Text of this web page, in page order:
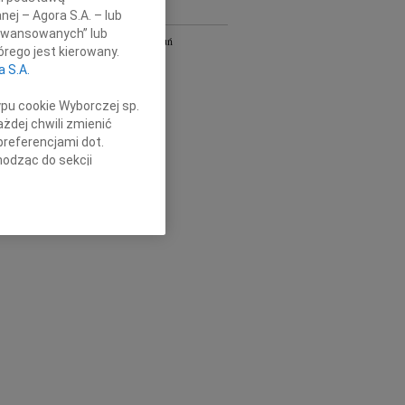
Bydgoszcz i Toruń
Gdańsk
Olsztyn
Płock
Radom
– Agora S.A. – lub
lub
jest kierowany.
S.A.
cookie Wyborczej sp.
chwili zmienić
dot.
do sekcji
przeglądarki.
identyfikacji.
pomiar reklam i